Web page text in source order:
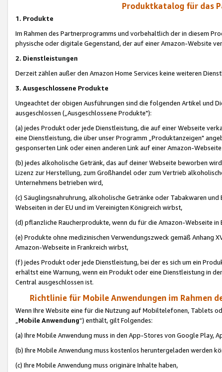
Produktkatalog für das
1. Produkte
Im Rahmen des Partnerprogramms und vorbehaltlich der in diesem
physische oder digitale Gegenstand, der auf einer Amazon-Website
2. Dienstleistungen
Derzeit zählen außer den Amazon Home Services keine weiteren
3. Ausgeschlossene Produkte
Ungeachtet der obigen Ausführungen sind die folgenden Artikel und
ausgeschlossen („Ausgeschlossene Produkte"):
(a) jedes Produkt oder jede Dienstleistung, die auf einer Webseite
eine Dienstleistung, die über unser Programm „Produktanzeigen"
gesponserten Link oder einen anderen Link auf einer Amazon-
(b) jedes alkoholische Getränk, das auf deiner Webseite beworben
Lizenz zur Herstellung, zum Großhandel oder zum Vertrieb
Unternehmens betrieben wird,
(c) Säuglingsnahruhrung, alkoholische Getränke oder Tabakwaren
Webseiten in der EU und im Vereinigten Königreich wirbst,
(d) pflanzliche Raucherprodukte, wenn du für die Amazon-Webseite in
(e) Produkte ohne medizinischen Verwendungszweck gemäß Anhang
Amazon-Webseite in Frankreich wirbst,
(f) jedes Produkt oder jede Dienstleistung, bei der es sich um ein
erhältst eine Warnung, wenn ein Produkt oder eine Dienstleistung in
Central ausgeschlossen ist.
Richtlinie für Mobile Anwendungen im Rahmen
Wenn Ihre Website eine für die Nutzung auf Mobiltelefonen, Tablets
„Mobile Anwendung“) enthält, gilt Folgendes:
(a) Ihre Mobile Anwendung muss in den App-Stores von Google Play,
(b) Ihre Mobile Anwendung muss kostenlos heruntergeladen werden
(c) Ihre Mobile Anwendung muss originäre Inhalte haben,